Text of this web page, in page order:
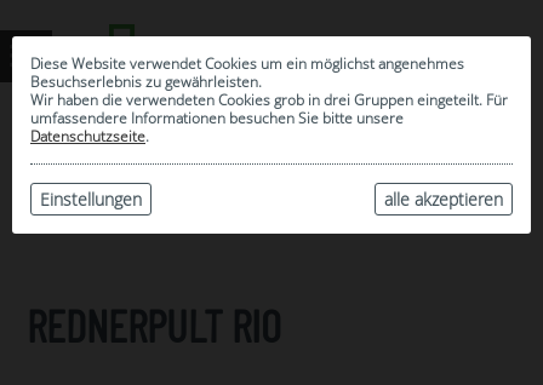
Diese Website verwendet Cookies um ein möglichst angenehmes
Besuchserlebnis zu gewährleisten.
Wir haben die verwendeten Cookies grob in drei Gruppen eingeteilt. Für
umfassendere Informationen besuchen Sie bitte unsere
Datenschutzseite.
alle akzeptieren
Einstellungen
ARCHIV
REDNERPULT RIO